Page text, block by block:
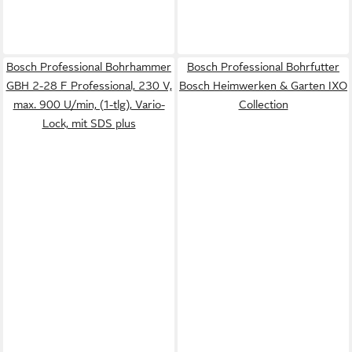
Bosch Professional Bohrhammer
GBH 2-28 F Professional, 230 V,
max. 900 U/min, (1-tlg), Vario-
Lock, mit SDS plus
Bosch Professional Bohrfutter
Bosch Heimwerken & Garten IXO
Collection